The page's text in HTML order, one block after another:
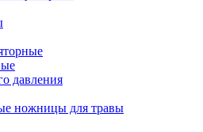
давления
ножницы для травы